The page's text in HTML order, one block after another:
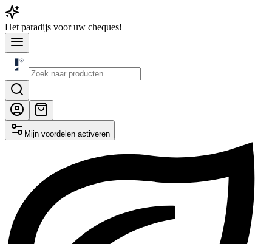
Het paradijs voor uw cheques!
Mijn voordelen activeren